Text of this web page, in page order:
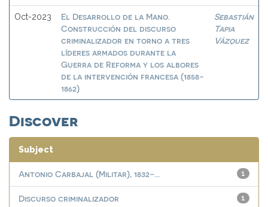
Oct-2023
El Desarrollo de la Mano.
Construcción del discurso
criminalizador en torno a tres
líderes armados durante la
Guerra de Reforma y los albores
de la intervención francesa (1858-
1862)
Sebastián
Tapia
Vázquez
Discover
Subject
1
Antonio Carbajal (Militar), 1832-...
1
Discurso criminalizador